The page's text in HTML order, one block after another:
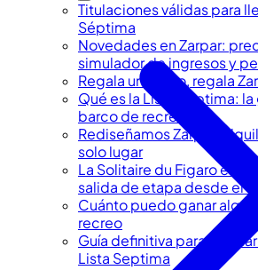
Titulaciones válidas para
Séptima
Novedades en Zarpar:
simulador de ingresos y
Regala un barco, regala
Qué es la Lista Séptima:
barco de recreo
Rediseñamos Zarpar:
solo lugar
La Solitaire du Figaro en
salida de etapa desde el
Cuánto puedo ganar
recreo
Guía definitiva para
Lista Septima